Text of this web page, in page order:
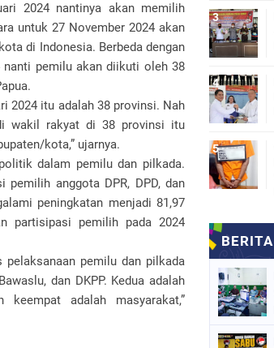
2024 nantinya akan memilih
untuk 27 November 2024 akan
di Indonesia. Berbeda dengan
nanti pemilu akan diikuti oleh 38
2024 itu adalah 38 provinsi. Nah
wakil rakyat di 38 provinsi itu
kota,” ujarnya.
dalam pemilu dan pilkada.
anggota DPR, DPD, dan
peningkatan menjadi 81,97
partisipasi pemilih pada 2024
pelaksanaan pemilu dan pilkada
dan DKPP. Kedua adalah
adalah masyarakat,”